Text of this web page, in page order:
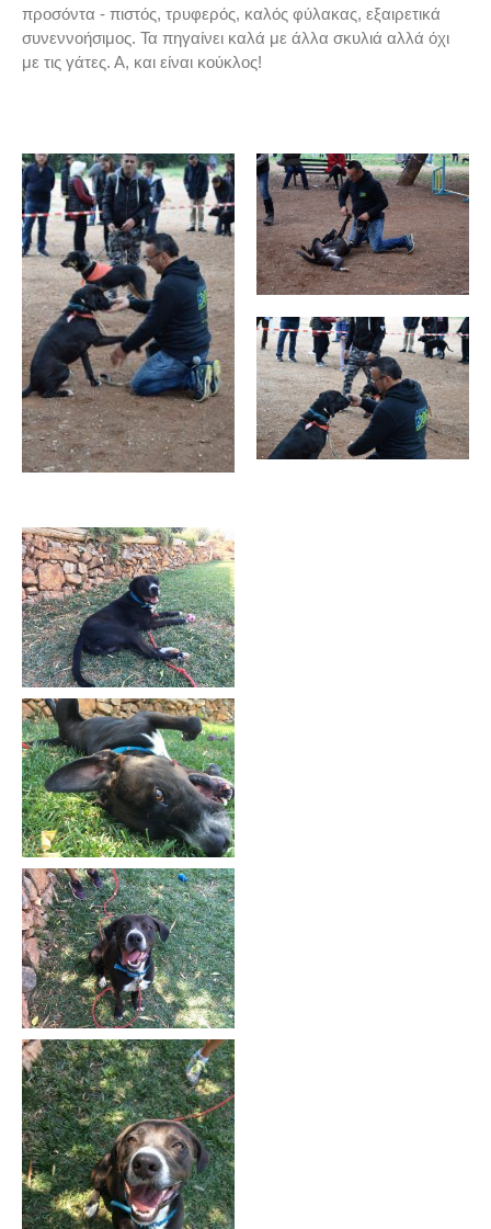
προσόντα - πιστός, τρυφερός, καλός φύλακας, εξαιρετικά
συνεννοήσιμος. Τα πηγαίνει καλά με άλλα σκυλιά αλλά όχι
με τις γάτες. Α, και είναι κούκλος!